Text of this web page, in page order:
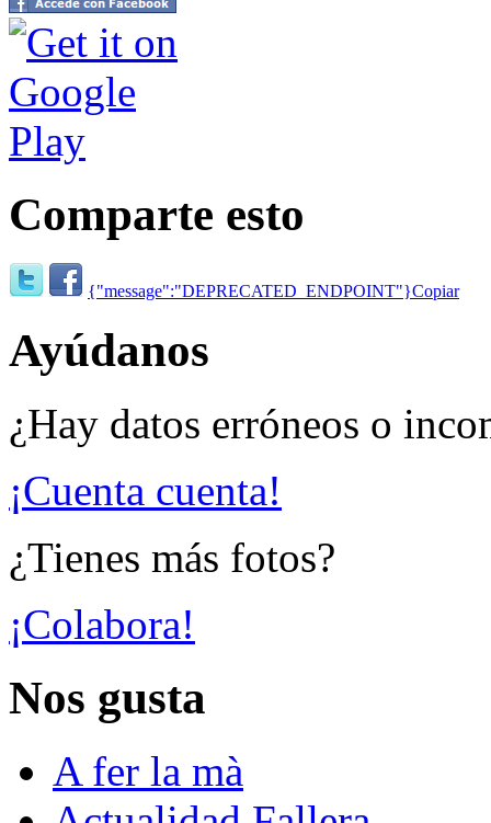
Comparte esto
{"message":"DEPRECATED_ENDPOINT"}Copiar
Ayúdanos
¿Hay datos erróneos o
¡Cuenta cuenta!
¿Tienes más fotos?
¡Colabora!
Nos gusta
A fer la mà